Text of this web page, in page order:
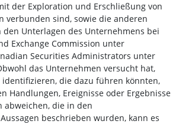
der Exploration und Erschließung von
verbunden sind, sowie die anderen
den Unterlagen des Unternehmens bei
Exchange Commission unter
Securities Administrators unter
das Unternehmen versucht hat,
identifizieren, die dazu führen könnten,
Handlungen, Ereignisse oder Ergebnisse
abweichen, die in den
beschrieben wurden, kann es